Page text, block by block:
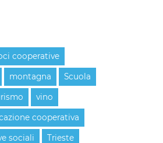
cooperative
montagna Scuola
vino
cooperativa
sociali Trieste